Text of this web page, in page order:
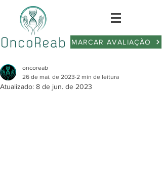
MARCAR AVALIAÇÃO
oncoreab
26 de mai. de 2023 2 min de leitura
Atualizado: 8 de jun. de 2023